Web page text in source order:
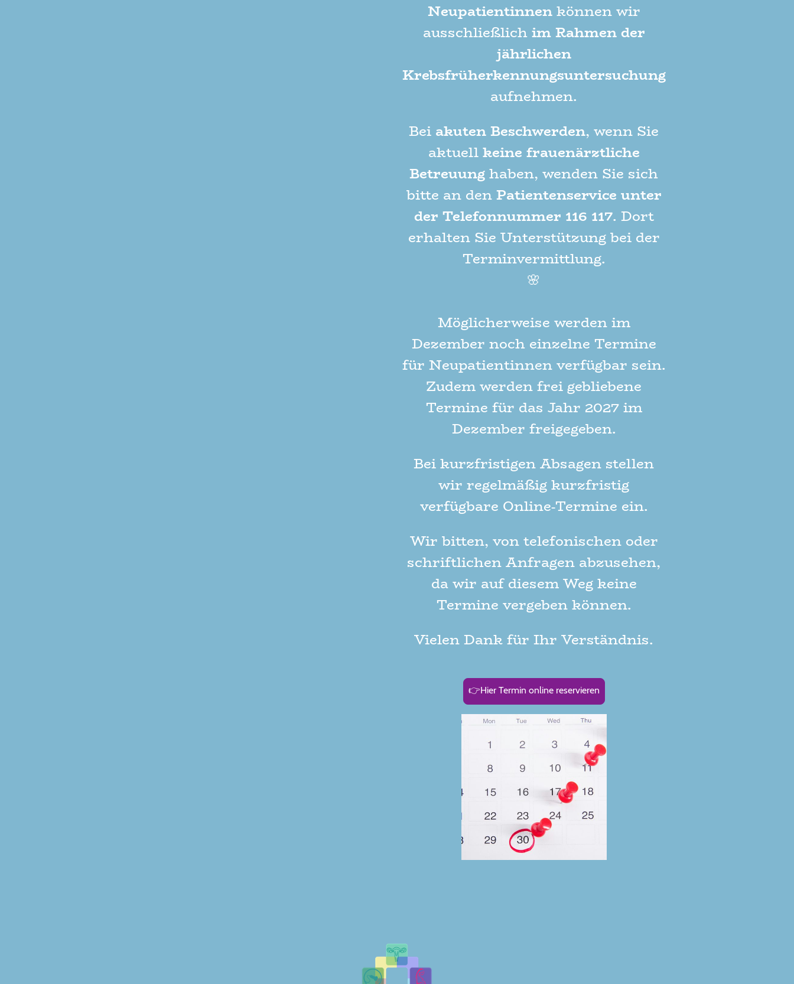
Neupatientinnenkönnen wir
ausschließlichim Rahmen der
jährlichen
Krebsfrüherkennungsuntersuchung
aufnehmen.
Bei akuten Beschwerden, wenn Sie
aktuellkeine frauenärztliche
Betreuunghaben, wenden Sie sich
bitte an denPatientenservice unter
der Telefonnummer 116 117. Dort
erhalten Sie Unterstützung bei der
Terminvermittlung.
🌸
Möglicherweise werden im
Dezember noch einzelne Termine
für Neupatientinnen verfügbar sein.
Zudem werden frei gebliebene
Termine für das Jahr 2027 im
Dezember freigegeben.
Bei kurzfristigen Absagen stellen
wir regelmäßig kurzfristig
verfügbare Online-Termine ein.
Wir bitten, von telefonischen oder
schriftlichen Anfragen abzusehen,
da wir auf diesem Weg keine
Termine vergeben können.
Vielen Dank für Ihr Verständnis.
👉Hier Termin online reservieren